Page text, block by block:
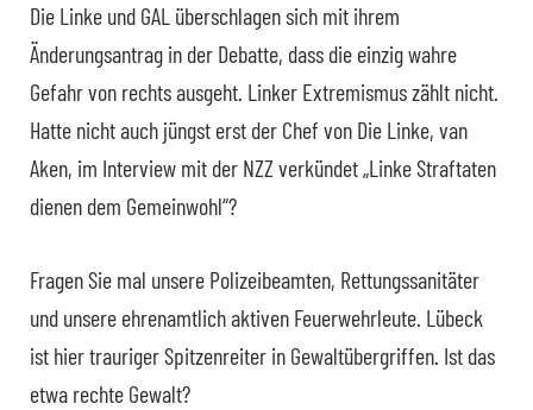
Die Linke und GAL überschlagen sich mit ihrem
Änderungsantrag in der Debatte, dass die einzig wahre
Gefahr von rechts ausgeht. Linker Extremismus zählt nicht.
Hatte nicht auch jüngst erst der Chef von Die Linke, van
Aken, im Interview mit der NZZ verkündet „Linke Straftaten
dienen dem Gemeinwohl“?
Fragen Sie mal unsere Polizeibeamten, Rettungssanitäter
und unsere ehrenamtlich aktiven Feuerwehrleute. Lübeck
ist hier trauriger Spitzenreiter in Gewaltübergriffen. Ist das
etwa rechte Gewalt?